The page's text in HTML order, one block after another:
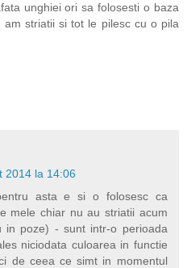
unghiei ori sa folosesti o baza
striatii si tot le pilesc cu o pila
2014 la 14:06
asta e si o folosesc ca
mele chiar nu au striatii acum
in poze) - sunt intr-o perioada
niciodata culoarea in functie
de ceea ce simt in momentul